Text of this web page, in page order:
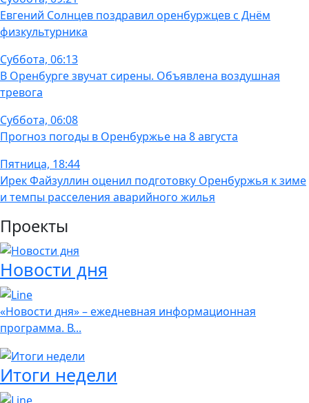
Евгений Солнцев поздравил оренбуржцев с Днём
физкультурника
Суббота, 06:13
В Оренбурге звучат сирены. Объявлена воздушная
тревога
Суббота, 06:08
Прогноз погоды в Оренбуржье на 8 августа
Пятница, 18:44
Ирек Файзуллин оценил подготовку Оренбуржья к зиме
и темпы расселения аварийного жилья
Проекты
Новости дня
«Новости дня» – ежедневная информационная
программа. В...
Итоги недели